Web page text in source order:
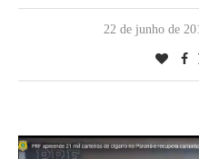
22 de junho de